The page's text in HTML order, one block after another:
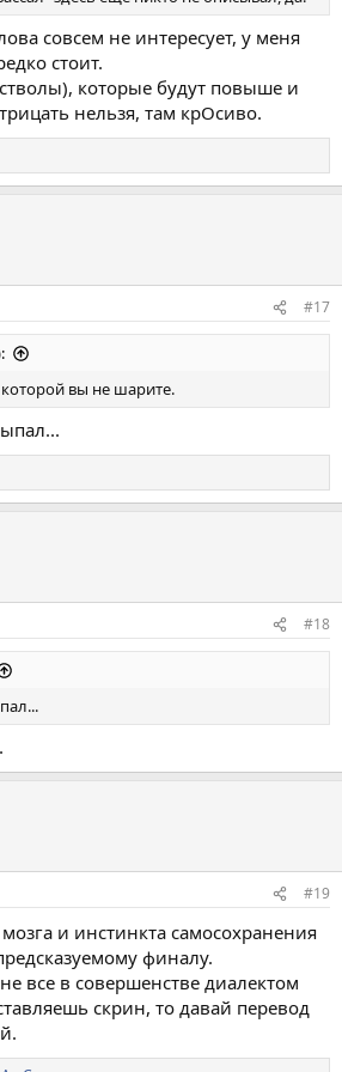
совсем не интересует, у меня
стоит.
которые будут повыше и
нельзя, там крОсиво.
#17
вы не шарите.
#18
#19
и инстинкта самосохранения
финалу.
все в совершенстве диалектом
скрин, то давай перевод